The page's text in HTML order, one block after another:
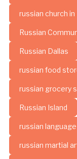
russian church in
Russian
Russian Dallas
russian food
russian grocery
Russian Island
russian
russian martial